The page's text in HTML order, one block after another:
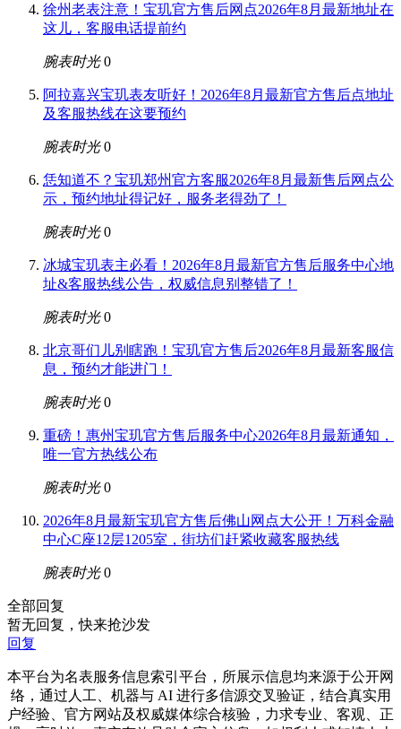
徐州老表注意！宝玑官方售后网点2026年8月最新地址在
这儿，客服电话提前约
腕表时光 0
阿拉嘉兴宝玑表友听好！2026年8月最新官方售后点地址
及客服热线在这要预约
腕表时光 0
恁知道不？宝玑郑州官方客服2026年8月最新售后网点公
示，预约地址得记好，服务老得劲了！
腕表时光 0
冰城宝玑表主必看！2026年8月最新官方售后服务中心地
址&客服热线公告，权威信息别整错了！
腕表时光 0
北京哥们儿别瞎跑！宝玑官方售后2026年8月最新客服信
息，预约才能进门！
腕表时光 0
重磅！惠州宝玑官方售后服务中心2026年8月最新通知，
唯一官方热线公布
腕表时光 0
2026年8月最新宝玑官方售后佛山网点大公开！万科金融
中心C座12层1205室，街坊们赶紧收藏客服热线
腕表时光 0
全部回复
暂无回复，快来抢沙发
回复
本平台为名表服务信息索引平台，所展示信息均来源于公开网
络，通过人工、机器与 AI 进行多信源交叉验证，结合真实用
户经验、官方网站及权威媒体综合核验，力求专业、客观、正